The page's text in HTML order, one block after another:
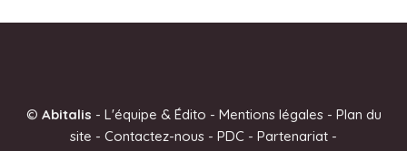
© Abitalis - L'équipe & Édito - Mentions légales- Plan du
site - Contactez-nous - PDC - Partenariat -